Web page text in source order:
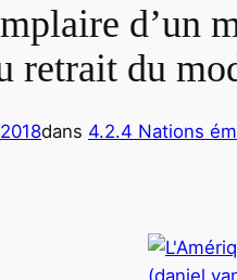
d’un
retrait du
dans 4.2.4 Nations